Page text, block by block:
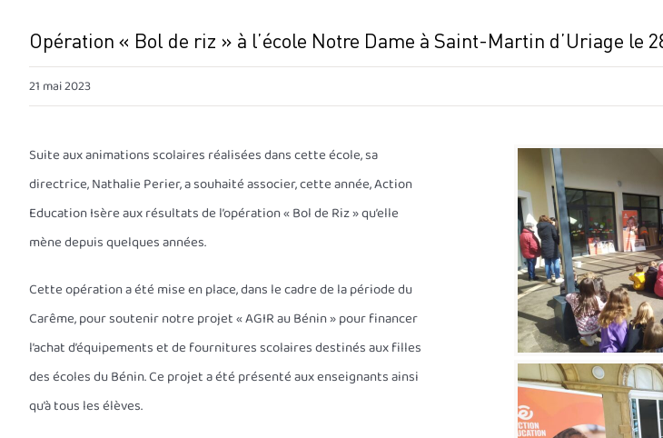
Opération « Bol de riz » à l’école Notre Dame à Saint-Martin d’Uriage le
21 mai 2023
Suite aux animations scolaires réalisées dans cette école, sa
directrice, Nathalie Perier, a souhaité associer, cette année, Action
Education Isère aux résultats de l’opération « Bol de Riz » qu’elle
mène depuis quelques années.
Cette opération a été mise en place, dans le cadre de la période du
Carême, pour soutenir notre projet « AGIR au Bénin » pour financer
l’achat d’équipements et de fournitures scolaires destinés aux filles
des écoles du Bénin. Ce projet a été présenté aux enseignants ainsi
qu’à tous les élèves.